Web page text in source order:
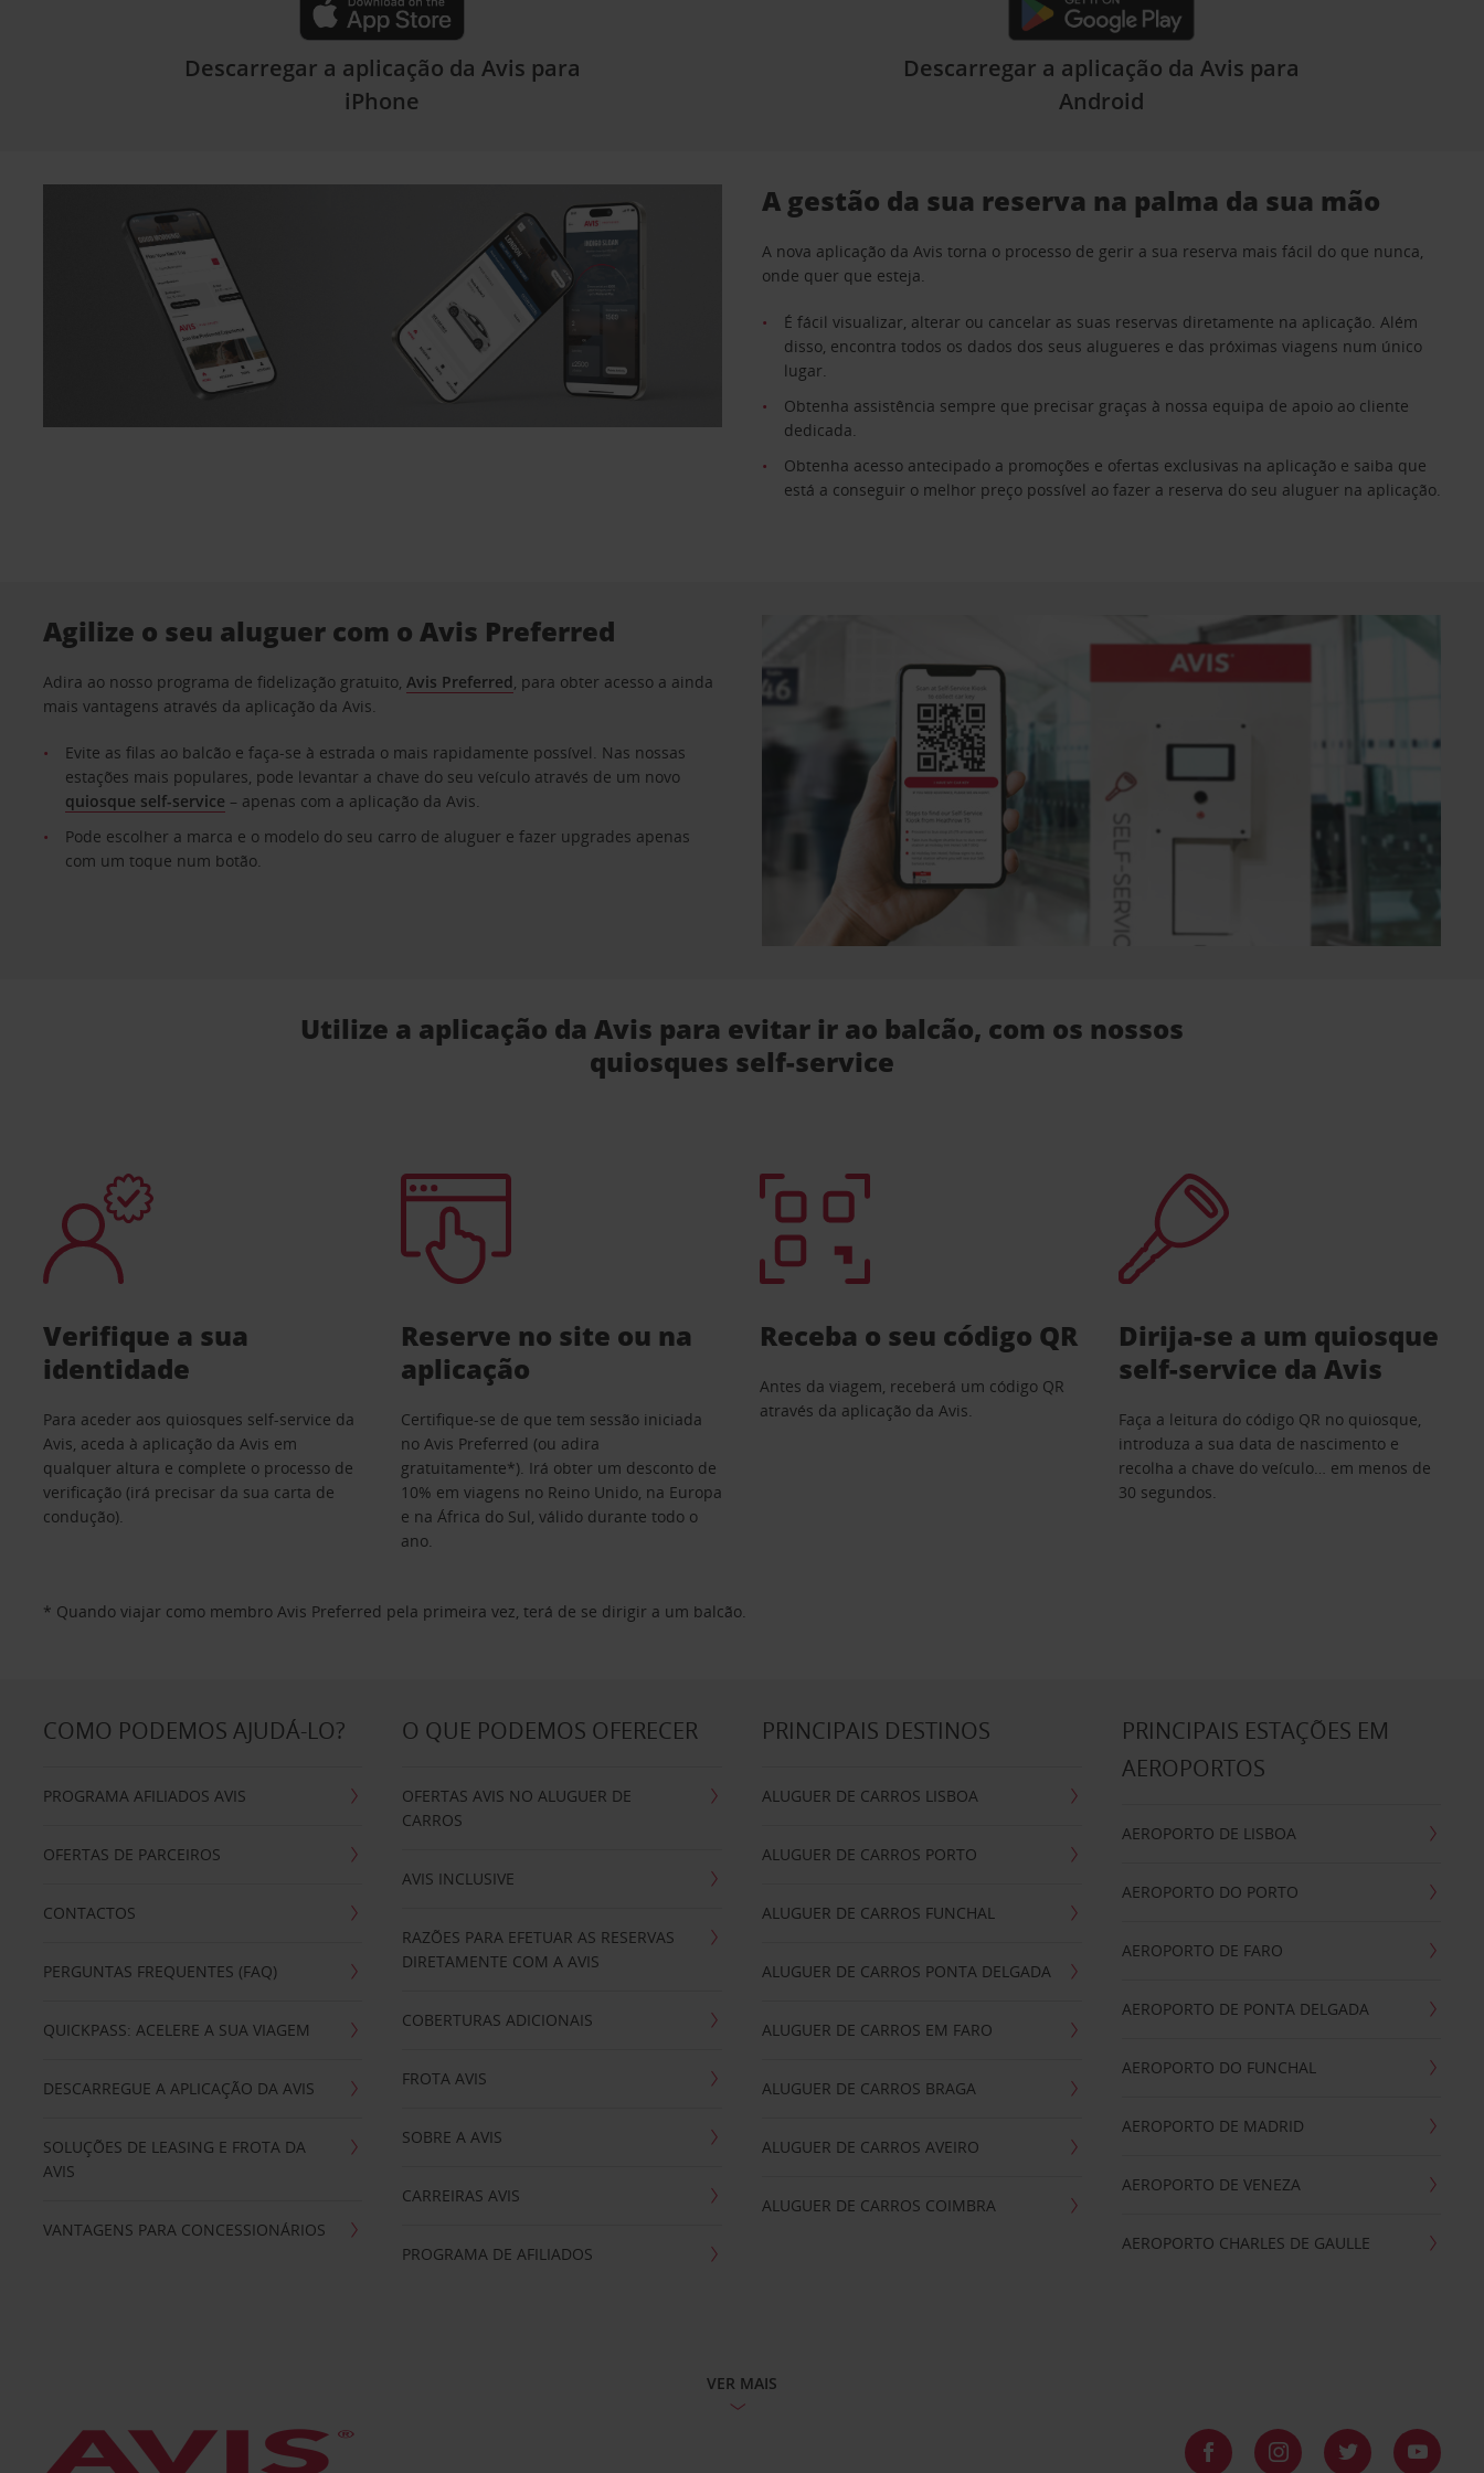
Descarregar a aplicação da Avis para
iPhone
Descarregar a aplicação da Avis para
Android
A gestão da sua reserva na palma da sua mão
A nova aplicação da Avis torna o processo de gerir a sua reserva mais fácil do que nunca,
onde quer que esteja.
É fácil visualizar, alterar ou cancelar as suas reservas diretamente na aplicação. Além
disso, encontra todos os dados dos seus alugueres e das próximas viagens num único
lugar.
Obtenha assistência sempre que precisar graças à nossa equipa de apoio ao cliente
dedicada.
Obtenha acesso antecipado a promoções e ofertas exclusivas na aplicação e saiba que
está a conseguir o melhor preço possível ao fazer a reserva do seu aluguer na aplicação.
Agilize o seu aluguer com o Avis Preferred
Adira ao nosso programa de fidelização gratuito, Avis Preferred, para obter acesso a ainda
mais vantagens através da aplicação da Avis.
Evite as filas ao balcão e faça-se à estrada o mais rapidamente possível. Nas nossas
estações mais populares, pode levantar a chave do seu veículo através de um novo
quiosque self-service – apenas com a aplicação da Avis.
Pode escolher a marca e o modelo do seu carro de aluguer e fazer upgrades apenas
com um toque num botão.
Utilize a aplicação da Avis para evitar ir ao balcão, com os nossos
quiosques self-service
Verifique a sua
identidade
Para aceder aos quiosques self-service da
Avis, aceda à aplicação da Avis em
qualquer altura e complete o processo de
verificação (irá precisar da sua carta de
condução).
Reserve no site ou na
aplicação
Certifique-se de que tem sessão iniciada
no Avis Preferred (ou adira
gratuitamente*). Irá obter um desconto de
10% em viagens no Reino Unido, na Europa
e na África do Sul, válido durante todo o
ano.
Receba o seu código QR
Antes da viagem, receberá um código QR
através da aplicação da Avis.
Dirija-se a um quiosque
self-service da Avis
Faça a leitura do código QR no quiosque,
introduza a sua data de nascimento e
recolha a chave do veículo… em menos de
30 segundos.
* Quando viajar como membro Avis Preferred pela primeira vez, terá de se dirigir a um balcão.
COMO PODEMOS AJUDÁ-LO?
PROGRAMA AFILIADOS AVIS
OFERTAS DE PARCEIROS
CONTACTOS
PERGUNTAS FREQUENTES (FAQ)
QUICKPASS: ACELERE A SUA VIAGEM
DESCARREGUE A APLICAÇÃO DA AVIS
SOLUÇÕES DE LEASING E FROTA DA
AVIS
VANTAGENS PARA CONCESSIONÁRIOS
O QUE PODEMOS OFERECER
OFERTAS AVIS NO ALUGUER DE
CARROS
AVIS INCLUSIVE
RAZÕES PARA EFETUAR AS RESERVAS
DIRETAMENTE COM A AVIS
COBERTURAS ADICIONAIS
FROTA AVIS
SOBRE A AVIS
CARREIRAS AVIS
PROGRAMA DE AFILIADOS
PRINCIPAIS DESTINOS
ALUGUER DE CARROS LISBOA
ALUGUER DE CARROS PORTO
ALUGUER DE CARROS FUNCHAL
ALUGUER DE CARROS PONTA DELGADA
ALUGUER DE CARROS EM FARO
ALUGUER DE CARROS BRAGA
ALUGUER DE CARROS AVEIRO
ALUGUER DE CARROS COIMBRA
PRINCIPAIS ESTAÇÕES EM
AEROPORTOS
AEROPORTO DE LISBOA
AEROPORTO DO PORTO
AEROPORTO DE FARO
AEROPORTO DE PONTA DELGADA
AEROPORTO DO FUNCHAL
AEROPORTO DE MADRID
AEROPORTO DE VENEZA
AEROPORTO CHARLES DE GAULLE
VER MAIS